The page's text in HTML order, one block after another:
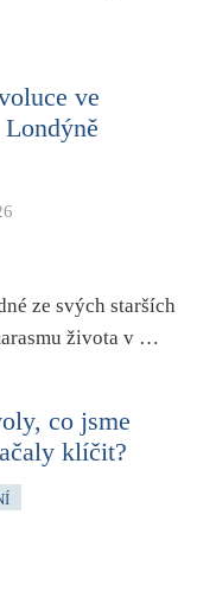
ve
Londýně
ze svých starších
života v …
co jsme
klíčit?